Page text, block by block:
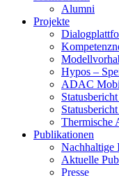
Alumni
Projekte
Hypos –
ADAC
Thermische
Publikationen
Nachhaltige
Aktuelle
Presse